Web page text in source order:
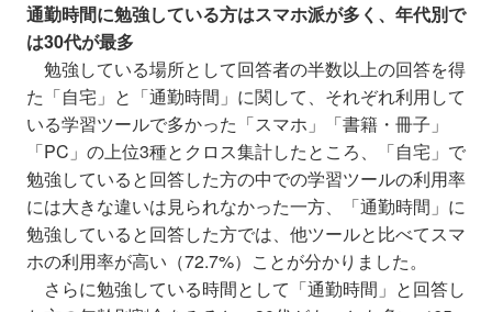
通勤時間に勉強している方はスマホ派が多く、年代別で
は30代が最多
勉強している場所として回答者の半数以上の回答を得
た「自宅」と「通勤時間」に関して、それぞれ利用して
いる学習ツールで多かった「スマホ」「書籍・冊子」
「PC」の上位3種とクロス集計したところ、「自宅」で
勉強していると回答した方の中での学習ツールの利用率
には大きな違いは見られなかった一方、「通勤時間」に
勉強していると回答した方では、他ツールと比べてスマ
ホの利用率が高い（72.7%）ことが分かりました。
さらに勉強している時間として「通勤時間」と回答し